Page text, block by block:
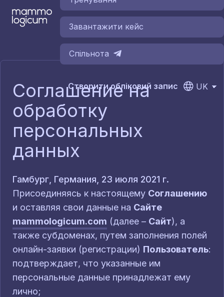
Завантажити кейс
Спільнота
Створити обліковий запис
Соглашение на
обработку
персональных
данных
Гамбург, Германия, 23 июля 2021 г.
Присоединяясь к настоящему Соглашению
и оставляя свои данные на Сайте
mammologicum.com (далее – Сайт), а
также субдоменах, путем заполнения полей
онлайн-заявки (регистрации) Пользователь:
подтверждает, что указанные им
персональные данные принадлежат ему
лично;